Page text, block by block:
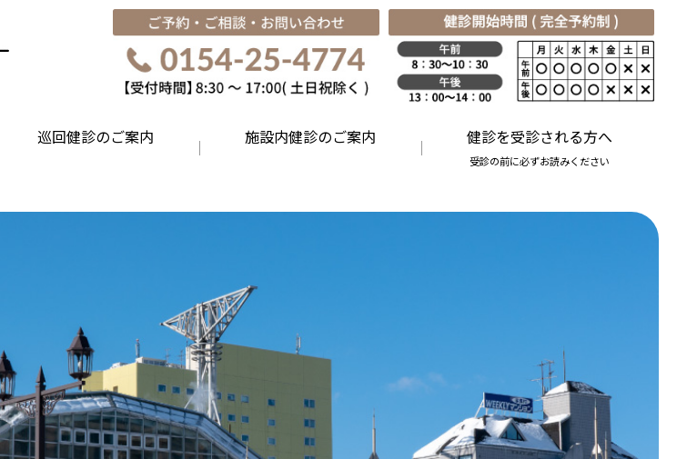
巡回健診のご案内 施設内健診のご案内 健診を受診される方へ
受診の前に必ずお読みください